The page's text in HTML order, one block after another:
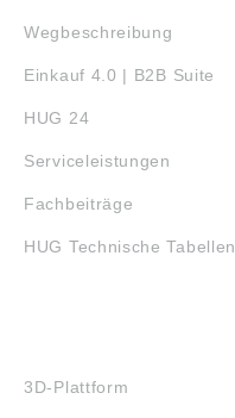
Wegbeschreibung
Einkauf 4.0 | B2B Suite
HUG 24
Serviceleistungen
Fachbeiträge
HUG Technische Tabellen
3D-Plattform